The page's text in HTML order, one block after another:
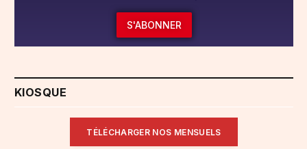
S'ABONNER
KIOSQUE
TÉLÉCHARGER NOS MENSUELS